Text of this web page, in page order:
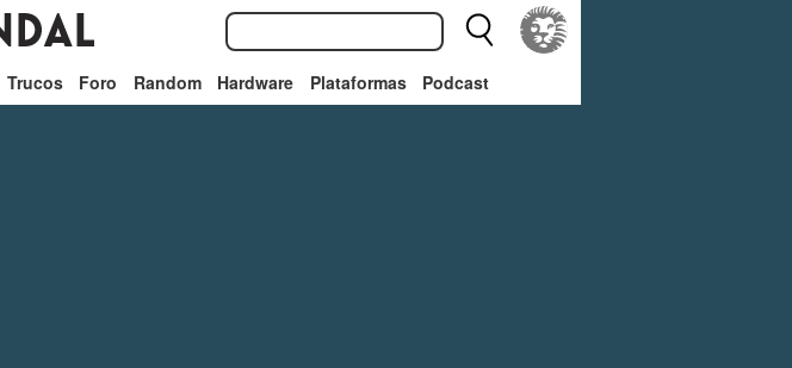
Trucos Foro Random Hardware Plataformas Podcast